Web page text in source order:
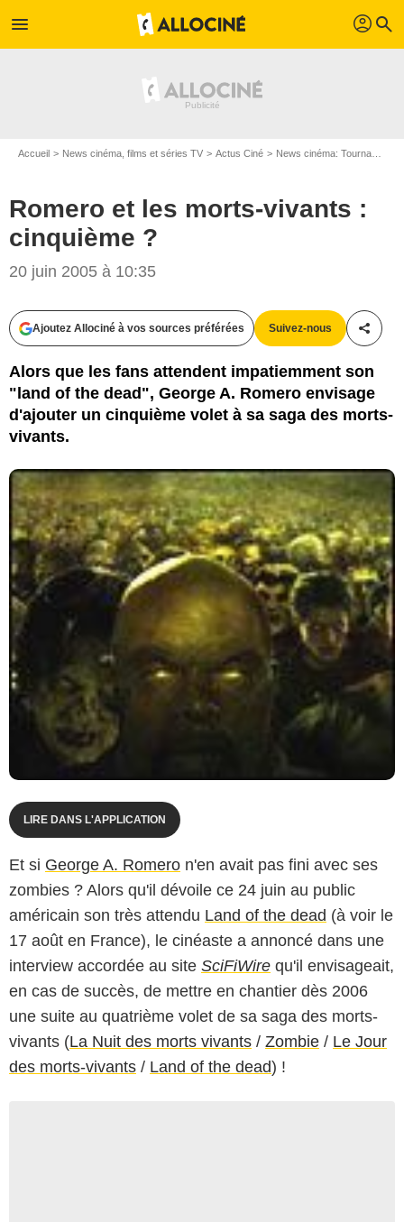
menu profil search
Accueil News cinéma, films et séries TV Actus Ciné News cinéma: Tournages
Romero et les morts-vivants :
cinquième ?
20 juin 2005 à 10:35
Ajoutez Allociné à vos sources préférées Suivez-nous
Alors que les fans attendent impatiemment son
"land of the dead", George A. Romero envisage
d'ajouter un cinquième volet à sa saga des morts-
vivants.
LIRE DANS L'APPLICATION
Et si George A. Romero n'en avait pas fini avec ses
zombies ? Alors qu'il dévoile ce 24 juin au public
américain son très attendu Land of the dead (à voir le
17 août en France), le cinéaste a annoncé dans une
interview accordée au site SciFiWire qu'il envisageait,
en cas de succès, de mettre en chantier dès 2006
une suite au quatrième volet de sa saga des morts-
vivants (La Nuit des morts vivants / Zombie / Le Jour
des morts-vivants / Land of the dead) !